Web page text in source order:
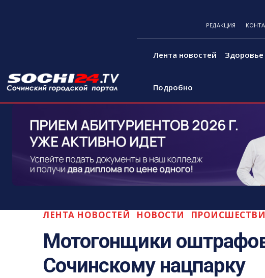
РЕДАКЦИЯ
Лента новостей Здоровье
Подробно
ЛЕНТА НОВОСТЕЙ НОВОСТИ
Мотогонщики
Сочинскому нацпарку